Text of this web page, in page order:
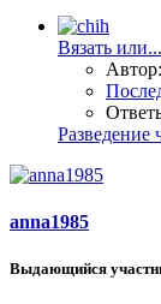
Вязать
Разведение
anna1985
Выдающийся